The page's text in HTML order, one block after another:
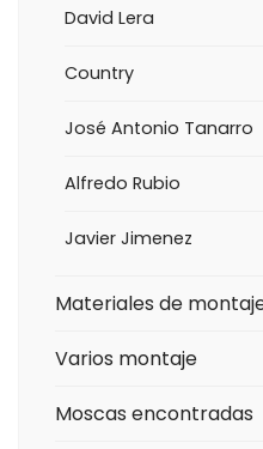
David Lera
Country
José Antonio Tanarro
Alfredo Rubio
Javier Jimenez
Materiales de
Varios montaje
Moscas encontradas